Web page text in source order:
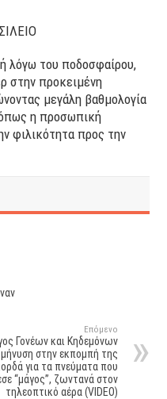
λόγω του ποδοσφαίρου,
στην προκειμένη
μεγάλη βαθμολογία
η προσωπική
φιλικότητα προς την
Επόμενο
Γονέων και Κηδεμόνων
μήνυση στην εκπομπή της
για τα πνεύματα που
“μάγος”, ζωντανά στον
τηλεοπτικό αέρα (VIDEO)